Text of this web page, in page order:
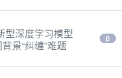
型深度学习模型
景“纠缠”难题
0